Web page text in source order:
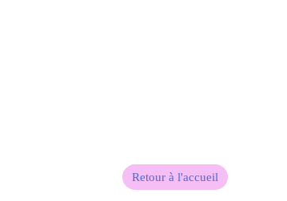
Retour à l'accueil